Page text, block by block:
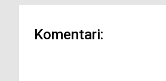
Komentari: